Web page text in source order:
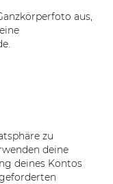
aus,
zu
deine
deines Kontos